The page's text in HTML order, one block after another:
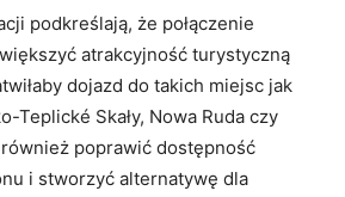
podkreślają, że połączenie
atrakcyjność turystyczną
dojazd do takich miejsc jak
Teplické Skały, Nowa Ruda czy
również poprawić dostępność
i stworzyć alternatywę dla